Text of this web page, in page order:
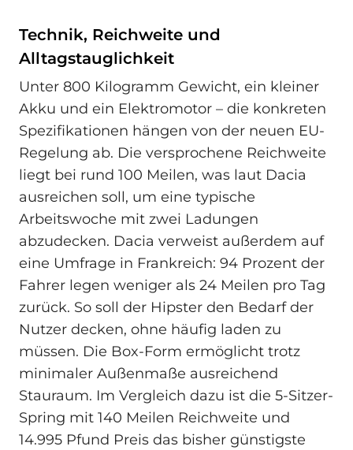
Technik, Reichweite und
Alltagstauglichkeit
Unter 800 Kilogramm Gewicht, ein kleiner
Akku und ein Elektromotor – die konkreten
Spezifikationen hängen von der neuen EU-
Regelung ab. Die versprochene Reichweite
liegt bei rund 100 Meilen, was laut Dacia
ausreichen soll, um eine typische
Arbeitswoche mit zwei Ladungen
abzudecken. Dacia verweist außerdem auf
eine Umfrage in Frankreich: 94 Prozent der
Fahrer legen weniger als 24 Meilen pro Tag
zurück. So soll der Hipster den Bedarf der
Nutzer decken, ohne häufig laden zu
müssen. Die Box-Form ermöglicht trotz
minimaler Außenmaße ausreichend
Stauraum. Im Vergleich dazu ist die 5‑Sitzer-
Spring mit 140 Meilen Reichweite und
14.995 Pfund Preis das bisher günstigste